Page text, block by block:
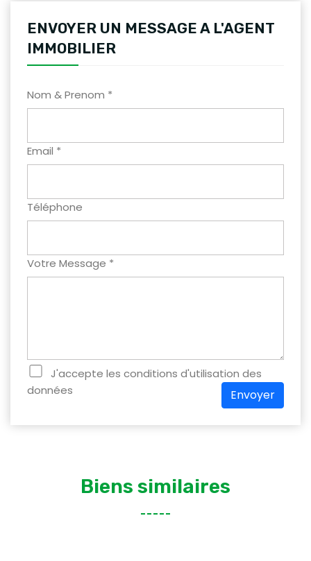
ENVOYER UN MESSAGE A L'AGENT
IMMOBILIER
Nom & Prenom *
Email *
Téléphone
Votre Message *
J'accepte les conditions d'utilisation des
données
Envoyer
Biens similaires